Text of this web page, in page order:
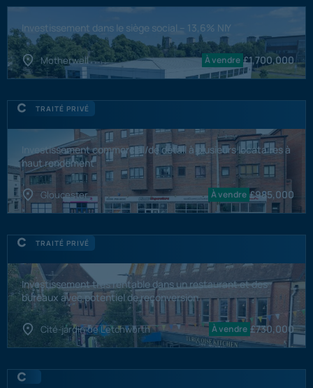
Investissement dans le siège social – 13,6% NIY
Motherwell À vendre £1,700,000
TRAITÉ PRIVÉ
Investissement commercial/de détail à plusieurs locataires à
haut rendement
Gloucester À vendre £985,000
TRAITÉ PRIVÉ
Investissement très rentable dans un restaurant et des
bureaux avec potentiel de reconversion
Cité-jardin de Letchworth À vendre £730,000